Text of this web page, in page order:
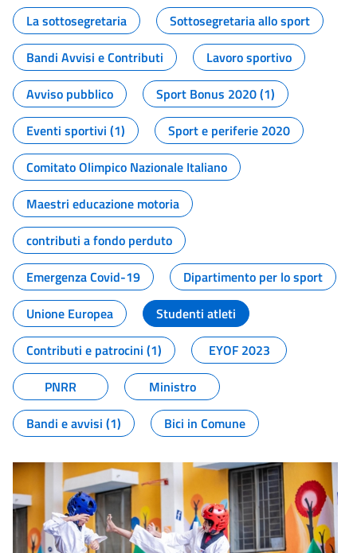
La sottosegretaria
Sottosegretaria allo sport
Bandi Avvisi e Contributi
Lavoro sportivo
Avviso pubblico
Sport Bonus 2020 (1)
Eventi sportivi (1)
Sport e periferie 2020
Comitato Olimpico Nazionale Italiano
Maestri educazione motoria
contributi a fondo perduto
Emergenza Covid-19
Dipartimento per lo sport
Unione Europea
Studenti atleti
Contributi e patrocini (1)
EYOF 2023
PNRR
Ministro
Bandi e avvisi (1)
Bici in Comune